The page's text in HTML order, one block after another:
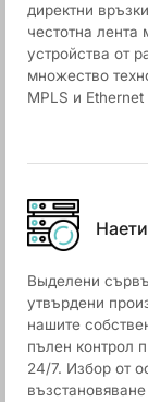
директни
честотна
устройства от
множество
MPLS и
Выделени
утвърдени
нашите
пълен контрол
24/7. Избор от